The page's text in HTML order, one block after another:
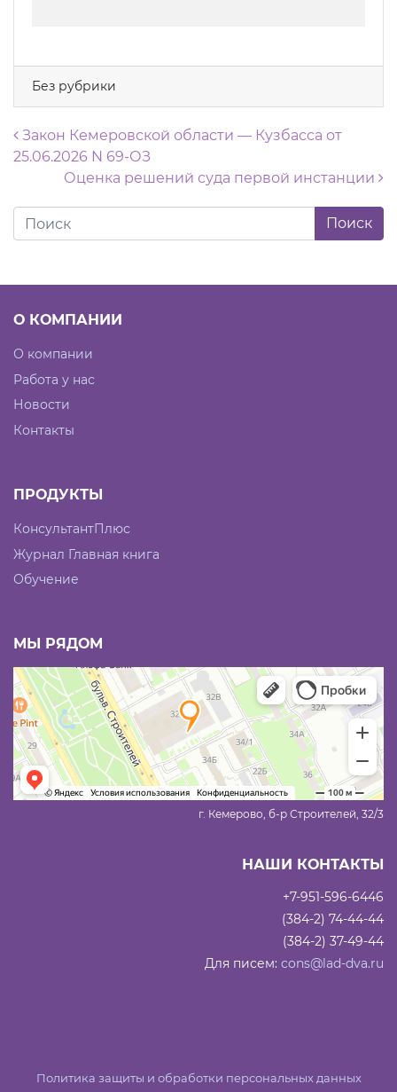
Без рубрики
Навигация по записям
Закон Кемеровской области — Кузбасса от
25.06.2026 N 69-ОЗ
Оценка решений суда первой инстанции
О КОМПАНИИ
О компании
Работа у нас
Новости
Контакты
ПРОДУКТЫ
КонсультантПлюс
Журнал Главная книга
Обучение
МЫ РЯДОМ
г. Кемерово, б-р Строителей, 32/3
НАШИ КОНТАКТЫ
+7-951-596-6446
(384-2) 74-44-44
(384-2) 37-49-44
Для писем: cons@lad-dva.ru
Политика защиты и обработки персональных данных